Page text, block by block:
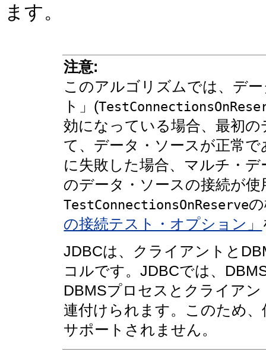
ます。
注意:
このアルゴリズムでは、デ
ト」(
効になっている場合、最初
て、データ・ソースが正常
に失敗した場合、マルチ・
のデータ・ソースの接続が
TestConnectionsOnReserve
の接続テスト・オプション」
JDBCは、クライアントと
コルです。JDBCでは、
DBMSプロセスとクライア
連付けられます。このため
サポートされません。